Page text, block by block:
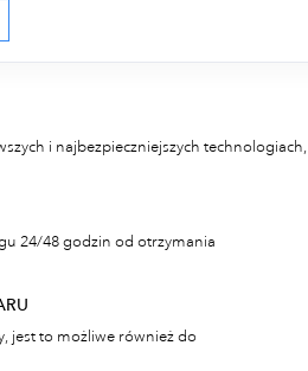
i najbezpieczniejszych technologiach,
24/48 godzin od otrzymania
jest to możliwe również do